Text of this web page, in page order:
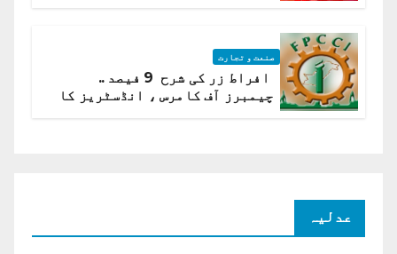
صنعت و تجارت
افراط زر کی شرح 9 فیصد ..
چیمبرز آف کامرس ، انڈسٹریز کا
عدلیہ